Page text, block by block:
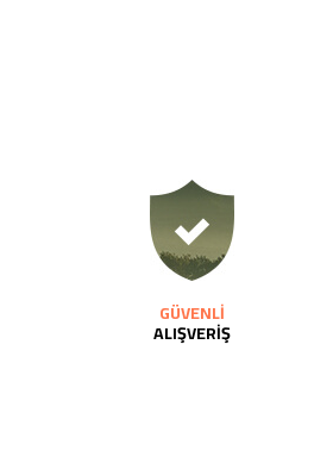
GÜVENLİ
ALIŞVERİŞ